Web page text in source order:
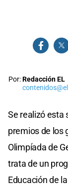
Por:Redacción EL
Se realizó esta
premios de los
Olimpíada de
trata de un
Educación de